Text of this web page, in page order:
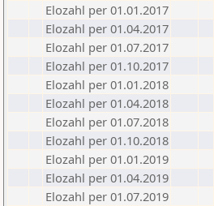
Elozahl per 01.01.2017
Elozahl per 01.04.2017
Elozahl per 01.07.2017
Elozahl per 01.10.2017
Elozahl per 01.01.2018
Elozahl per 01.04.2018
Elozahl per 01.07.2018
Elozahl per 01.10.2018
Elozahl per 01.01.2019
Elozahl per 01.04.2019
Elozahl per 01.07.2019